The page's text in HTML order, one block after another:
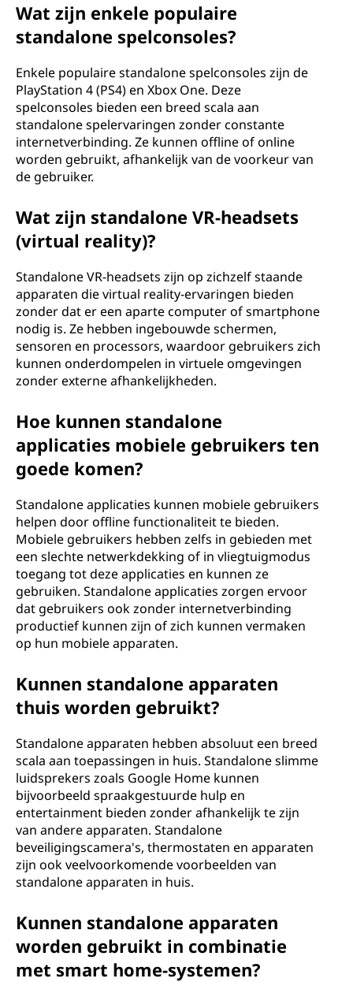
Wat zijn enkele populaire
standalone spelconsoles?
Enkele populaire standalone spelconsoles zijn de
PlayStation 4 (PS4) en Xbox One. Deze
spelconsoles bieden een breed scala aan
standalone spelervaringen zonder constante
internetverbinding. Ze kunnen offline of online
worden gebruikt, afhankelijk van de voorkeur van
de gebruiker.
Wat zijn standalone VR-headsets
(virtual reality)?
Standalone VR-headsets zijn op zichzelf staande
apparaten die virtual reality-ervaringen bieden
zonder dat er een aparte computer of smartphone
nodig is. Ze hebben ingebouwde schermen,
sensoren en processors, waardoor gebruikers zich
kunnen onderdompelen in virtuele omgevingen
zonder externe afhankelijkheden.
Hoe kunnen standalone
applicaties mobiele gebruikers ten
goede komen?
Standalone applicaties kunnen mobiele gebruikers
helpen door offline functionaliteit te bieden.
Mobiele gebruikers hebben zelfs in gebieden met
een slechte netwerkdekking of in vliegtuigmodus
toegang tot deze applicaties en kunnen ze
gebruiken. Standalone applicaties zorgen ervoor
dat gebruikers ook zonder internetverbinding
productief kunnen zijn of zich kunnen vermaken
op hun mobiele apparaten.
Kunnen standalone apparaten
thuis worden gebruikt?
Standalone apparaten hebben absoluut een breed
scala aan toepassingen in huis. Standalone slimme
luidsprekers zoals Google Home kunnen
bijvoorbeeld spraakgestuurde hulp en
entertainment bieden zonder afhankelijk te zijn
van andere apparaten. Standalone
beveiligingscamera's, thermostaten en apparaten
zijn ook veelvoorkomende voorbeelden van
standalone apparaten in huis.
Kunnen standalone apparaten
worden gebruikt in combinatie
met smart home-systemen?